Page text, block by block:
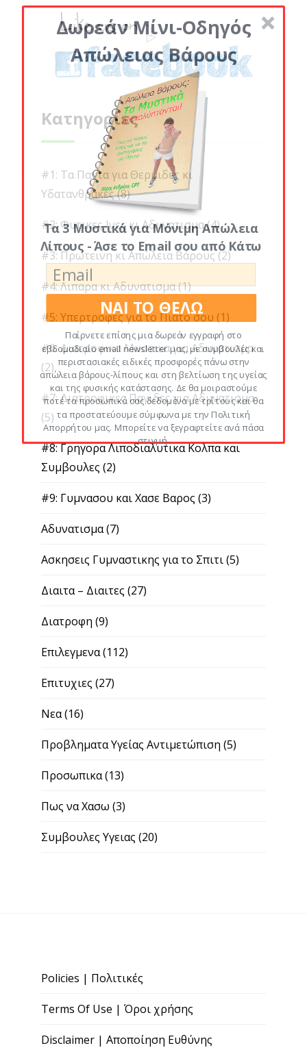
Κατηγορίες
#1: Τα Παντα για Θερμιδες κι
Υδατανθρακες(8)
#2: Φυτικες Ινες κι Αδυνατισμα(4)
#3: Πρωτεινη κι Απώλεια Βάρους(2)
#4: Λιπαρα κι Αδυνατισμα(1)
#5: Υπερτροφες για το Πιατο σου (1)
#6: Διατροφικα Μυστικα για Αδυνατισμα
(2)
#7: Διατροφικες Παγιδες για Αδυνατισμα
(5)
#8: Γρηγορα Λιποδιαλυτικα Κολπα και
Συμβουλες (2)
#9: Γυμνασου και Χασε Βαρος (3)
Αδυνατισμα(7)
Ασκησεις Γυμναστικης για το Σπιτι(5)
Διαιτα – Διαιτες (27)
Διατροφη (9)
Επιλεγμενα(112)
Επιτυχιες (27)
Νεα(16)
Προβληματα Υγείας Αντιμετώπιση (5)
Προσωπικα(13)
Πως να Χασω (3)
Συμβουλες Υγειας (20)
Policies | Πολιτικές
Terms Of Use | Όροι χρήσης
Disclaimer | Αποποίηση Ευθύνης
Δωρεάν Μίνι-Οδηγός
Απώλειας Βάρους
Τα 3 Μυστικά για Μόνιμη Απώλεια
Λίπους - Άσε το Email σου από Κάτω
ΝΑΙ ΤΟ ΘΕΛΩ
Παίρνετε επίσης μια δωρεάν εγγραφή στο
εβδομαδιαίο email newsletter μας, με συμβουλές και
περιστασιακές ειδικές προσφορές πάνω στην
απώλεια βάρους-λίπους και στη βελτίωση της υγείας
και της φυσικής κατάστασης. Δε θα μοιραστούμε
ποτέ τα προσωπικά σας δεδομένα με τρίτους και θα
τα προστατεύουμε σύμφωνα με την Πολιτική
Απορρήτου μας. Μπορείτε να ξεγραφτείτε ανά πάσα
στιγμή.